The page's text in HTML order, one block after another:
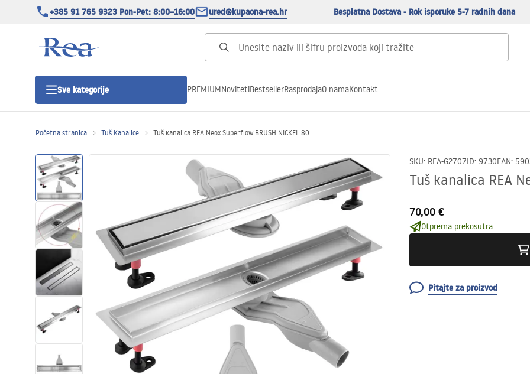
+385 91 765 9323 Pon-Pet: 8:00–16:00 ured@kupaona-rea.hr Besplatna Dostava - Rok isporuke 5-7 radnih dana
Sve kategorije
Tuš vrata
Tuš kade
Tuš Kanalice
WC školjke
Umivaonici
Kade i paravani
PREMIUMNovitetiBestsellerRasprodajaO namaKontakt
Početna stranica Tuš Kanalice Tuš kanalica REA Neox Superflow BRUSH NICKEL 80
SKU: REA-G2707ID: 9730EAN:
Tuš kanalica REA
70,00 €
Otprema prekosutra.
Pitajte za proizvod